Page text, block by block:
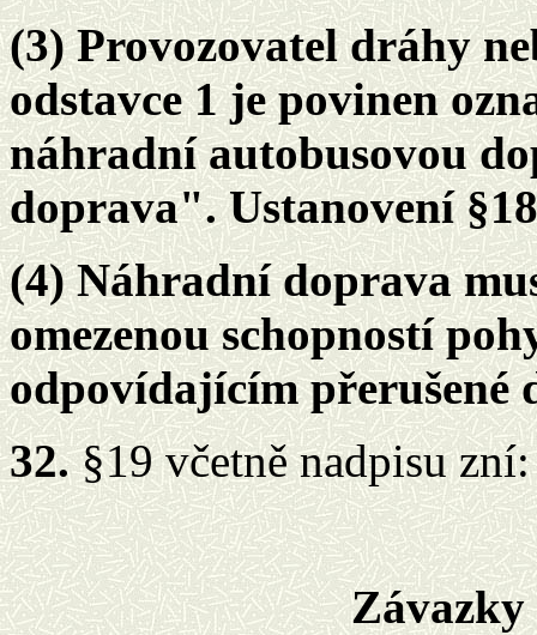
(3) Provozovatel dráhy
odstavce 1 je povinen
náhradní autobusovou
doprava". Ustanovení
(4) Náhradní doprava
omezenou schopností
odpovídajícím přerušené
32.§19 včetně nadpisu zní:
Závazky